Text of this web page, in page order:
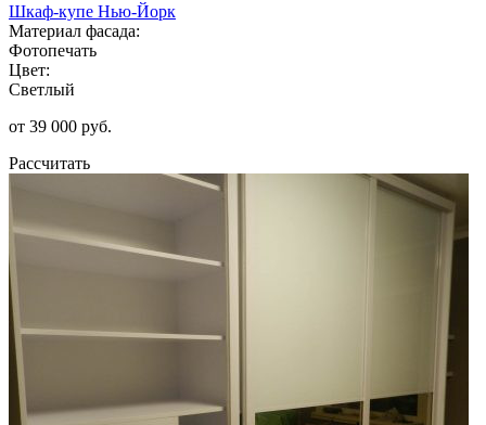
Шкаф-купе Нью-Йорк
Материал фасада:
Фотопечать
Цвет:
Светлый
от 39 000 руб.
Рассчитать